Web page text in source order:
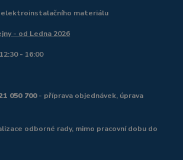
elektroinstalačního materiálu
- od Ledna 2026
- 16:00
050 700- příprava objednávek, úprava
odborné rady, mimo pracovní dobu do